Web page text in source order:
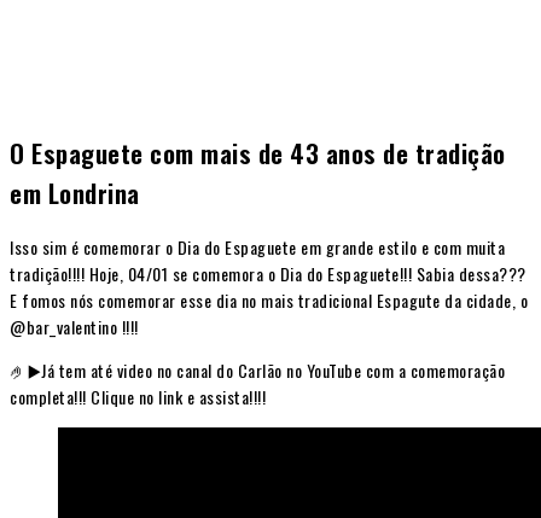
O Espaguete com mais de 43 anos de tradição
em Londrina
Isso sim é comemorar o Dia do Espaguete em grande estilo e com muita
tradição!!!! Hoje, 04/01 se comemora o Dia do Espaguete!!! Sabia dessa???
E fomos nós comemorar esse dia no mais tradicional Espagute da cidade, o
@bar_valentino !!!!
🤌▶️Já tem até video no canal do Carlão no YouTube com a comemoração
completa!!! Clique no link e assista!!!!